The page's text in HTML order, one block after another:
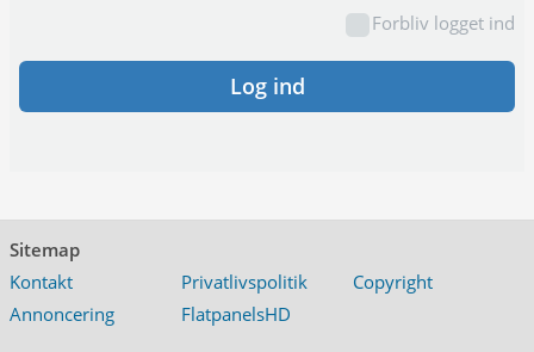
Forbliv logget ind
Log ind
Sitemap
Kontakt
Privatlivspolitik
Copyright
Annoncering
FlatpanelsHD